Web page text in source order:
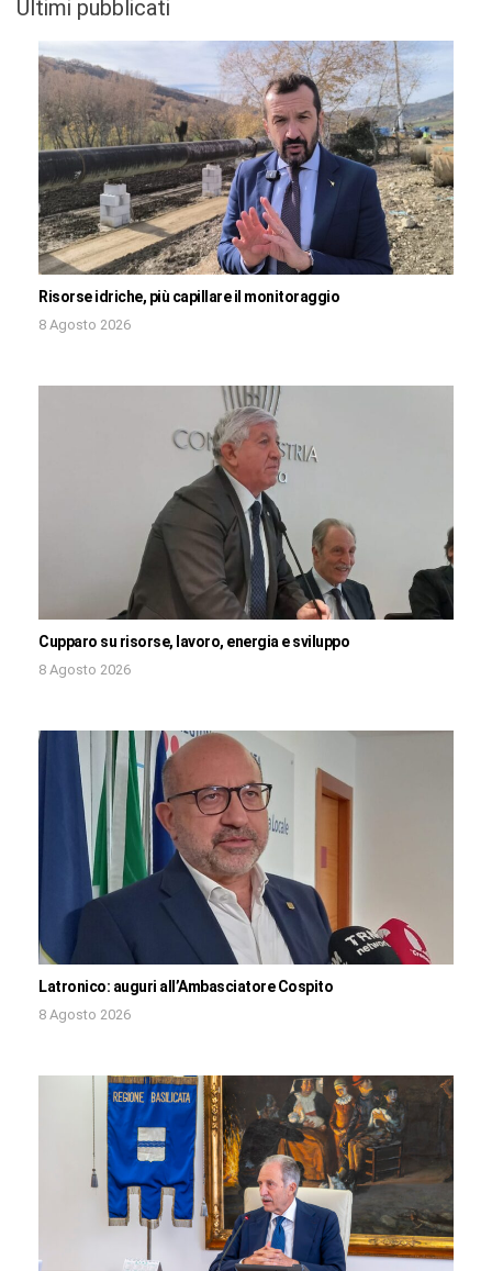
Ultimi pubblicati
Risorse idriche, più capillare il monitoraggio
8 Agosto 2026
Cupparo su risorse, lavoro, energia e sviluppo
8 Agosto 2026
Latronico: auguri all’Ambasciatore Cospito
8 Agosto 2026